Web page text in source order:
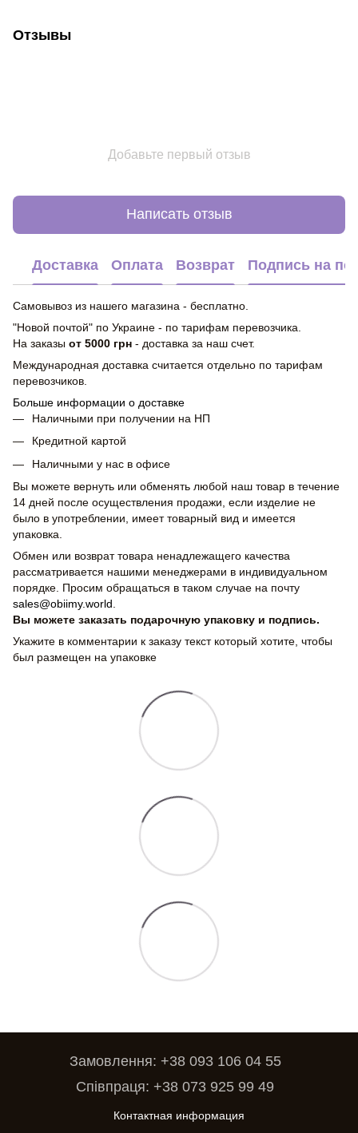
Отзывы
Добавьте первый отзыв
Написать отзыв
Доставка Оплата Возврат Подпись на
Самовывоз из нашего магазина - бесплатно.
"Новой почтой" по Украине - по тарифам перевозчика.
На заказы от 5000 грн - доставка за наш счет.
Международная доставка считается отдельно по тарифам
перевозчиков.
Больше информации о доставке
Наличными при получении на НП
Кредитной картой
Наличными у нас в офисе
Вы можете вернуть или обменять любой наш товар в течение
14 дней после осуществления продажи, если изделие не
было в употреблении, имеет товарный вид и имеется
упаковка.
Обмен или возврат товара ненадлежащего качества
рассматривается нашими менеджерами в индивидуальном
порядке. Просим обращаться в таком случае на почту
sales@obiimy.world
Вы можете заказать подарочную упаковку и подпись.
Укажите в комментарии к заказу текст который хотите, чтобы
был размещен на упаковке
Замовлення: +38 093 106 04 55
Співпраця: +38 073 925 99 49
Контактная информация